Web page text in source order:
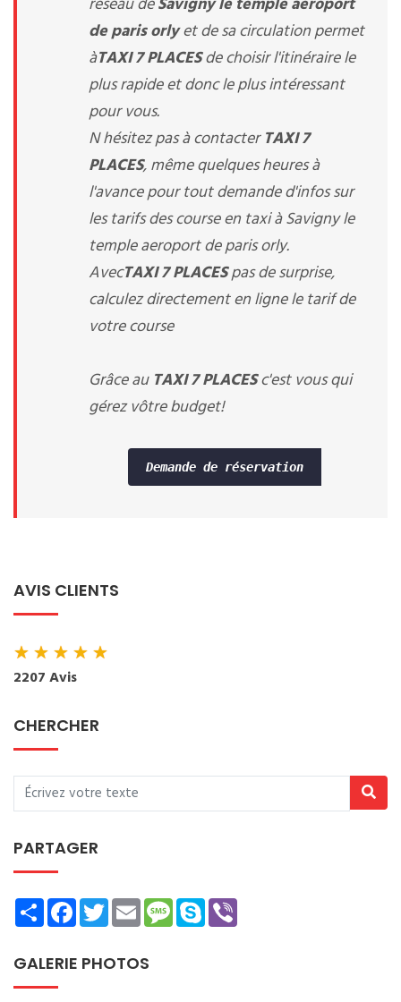
de paris orlyet de sa circulation permet
àTAXI 7 PLACESde choisir l'itinéraire le
plus rapide et donc le plus intéressant
pour vous.
N hésitez pas à contacterTAXI 7
PLACES, même quelques heures à
l'avance pour tout demande d'infos sur
les tarifs des course en taxi à Savigny le
temple aeroport de paris orly.
AvecTAXI 7 PLACESpas de surprise,
calculez directement en ligne le tarif de
votre course
Grâce au TAXI 7 PLACESc'est vous qui
gérez vôtre budget!
Demande de réservation
AVIS CLIENTS
★★★★★
2207 Avis
CHERCHER
PARTAGER
ShareFacebookTwitterEmailMessage
Skype
GALERIE PHOTOS